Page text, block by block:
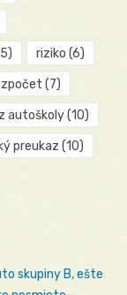
riziko (6)
(7)
autoškoly(10)
preukaz (10)
skupiny B, ešte